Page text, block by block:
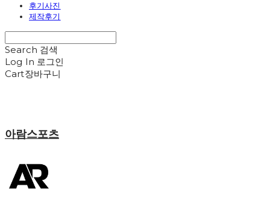
후기사진
제작후기
Search 검색
Log In 로그인
Cart장바구니
아람스포츠